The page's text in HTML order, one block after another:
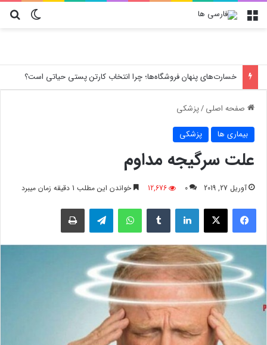
تغییر منو
خسارت‌های پنهان فروشگاه‌ها؛ چرا انتخاب کارتن پستی حیاتی است؟
صفحه اصلی/پزشکی
بیماری ها پزشکی
علت سرگیجه مداوم
آوریل 27, 2019 0
12,676 خواندن این مطلب 1 دقیقه زمان میبرد
فیسبوک لینکدین واتس آپ